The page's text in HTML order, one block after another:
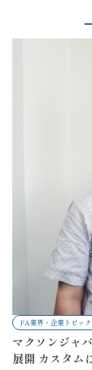
FA業界・企業トピック
マクソンジャ
展開 カスタム